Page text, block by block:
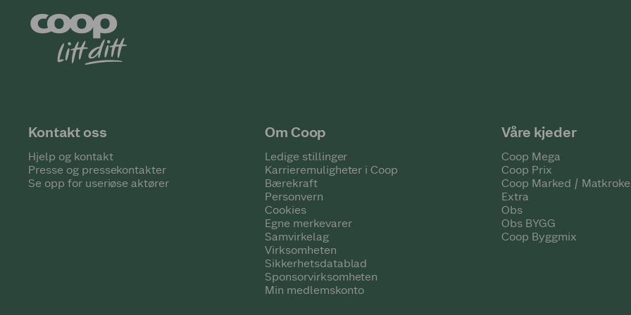
Kontakt oss
Hjelp og kontakt
Presse og pressekontakter
Se opp for useriøse aktører
Om Coop
Ledige stillinger
Karrieremuligheter i Coop
Bærekraft
Personvern
Cookies
Egne merkevarer
Samvirkelag
Virksomheten
Sikkerhetsdatablad
Sponsorvirksomheten
Min medlemskonto
Våre kjeder
Coop Mega
Coop Prix
Coop Marked /
Extra
Obs
Obs BYGG
Coop Byggmix